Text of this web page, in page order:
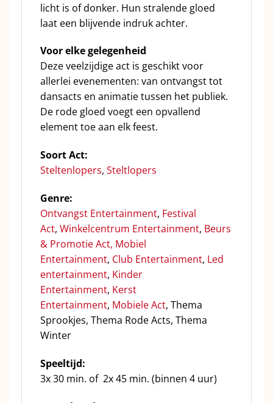
licht is of donker. Hun stralende gloed
laat een blijvende indruk achter.
Voor elke gelegenheid
Deze veelzijdige act is geschikt voor
allerlei evenementen: van ontvangst tot
dansacts en animatie tussen het publiek.
De rode gloed voegt een opvallend
element toe aan elk feest.
Soort Act:
Steltenlopers, Steltlopers
Genre:
Ontvangst Entertainment, Festival
Act, Winkelcentrum Entertainment, Beurs
& Promotie Act, Mobiel
Entertainment, Club Entertainment, Led
entertainment, Kinder
Entertainment, Kerst
Entertainment, Mobiele Act, Thema
Sprookjes, Thema Rode Acts, Thema
Winter
Speeltijd:
3x 30 min. of 2x 45 min. (binnen 4 uur)